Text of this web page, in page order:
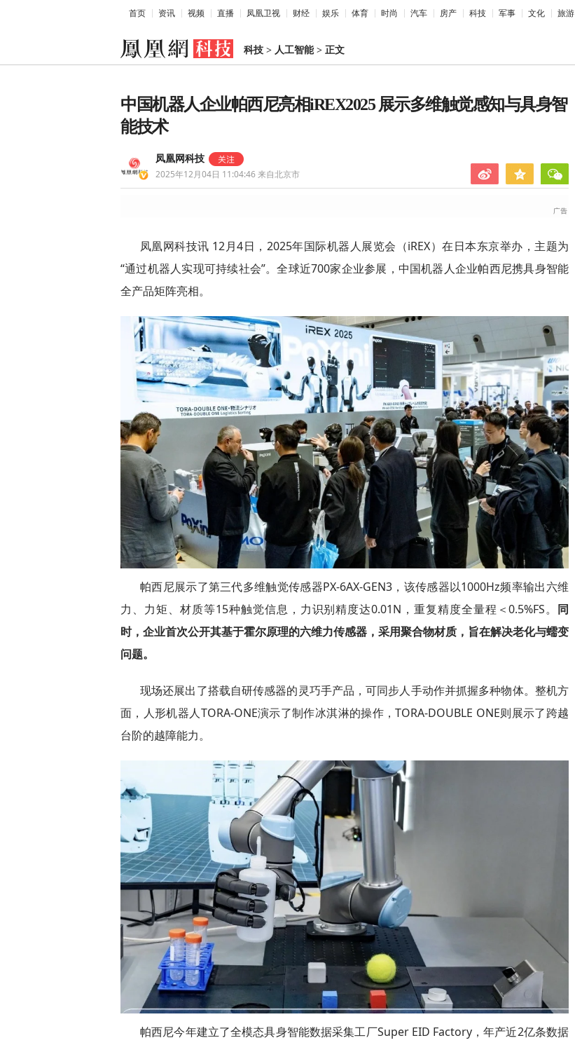
首页 资讯 视频 直播 凤凰卫视 财经 娱乐 体育 时尚 汽车 房产 科技 军事 文化 旅游
科技 > 人工智能> 正文
中国机器人企业帕西尼亮相iREX2025 展示多维触觉感知与具身智
能技术
凤凰网科技
2025年12月04日 11:04:46来自北京市
凤凰网科技讯 12月4日，2025年国际机器人展览会（iREX）在日本东京举办，主题为
“通过机器人实现可持续社会”。全球近700家企业参展，中国机器人企业帕西尼携具身智能
全产品矩阵亮相。
帕西尼展示了第三代多维触觉传感器PX-6AX-GEN3，该传感器以1000Hz频率输出六维
力、力矩、材质等15种触觉信息，力识别精度达0.01N，重复精度全量程＜0.5%FS。 同
时，企业首次公开其基于霍尔原理的六维力传感器，采用聚合物材质，旨在解决老化与蠕变
问题。
现场还展出了搭载自研传感器的灵巧手产品，可同步人手动作并抓握多种物体。整机方
面，人形机器人TORA-ONE演示了制作冰淇淋的操作，TORA-DOUBLE ONE则展示了跨越
台阶的越障能力。
帕西尼今年建立了全模态具身智能数据采集工厂Super EID Factory，年产近2亿条数据